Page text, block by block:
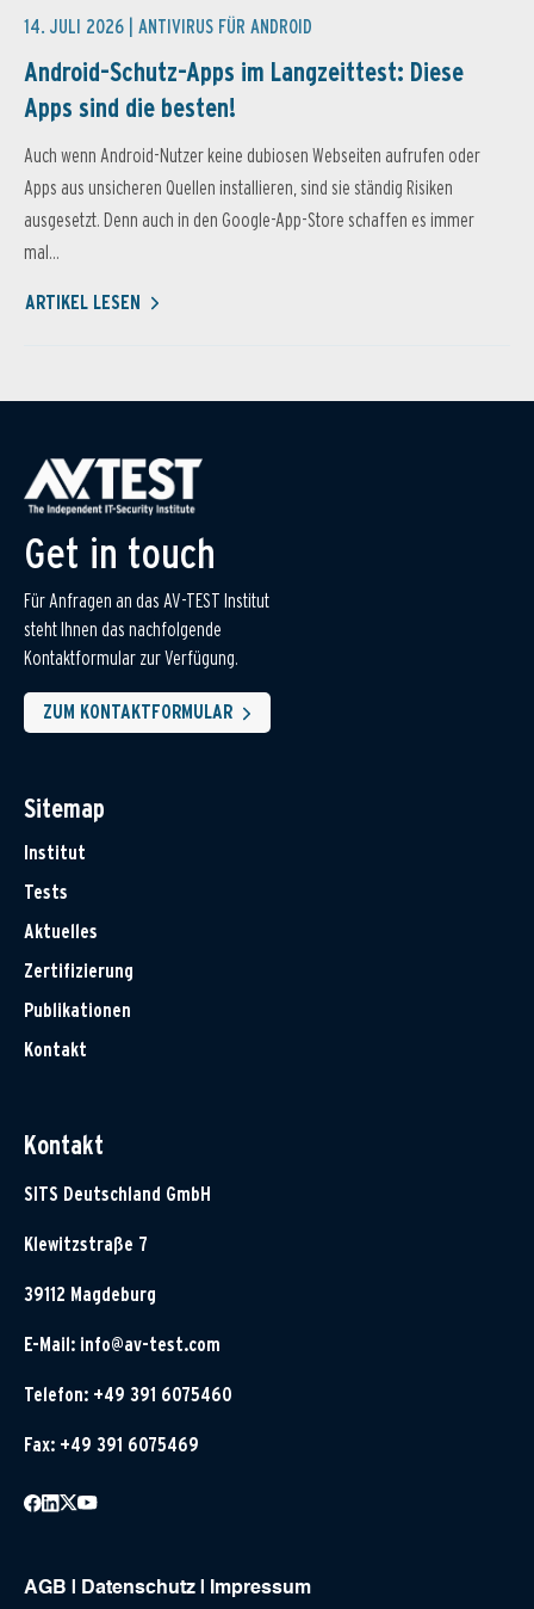
14. JULI 2026 | ANTIVIRUS FÜR ANDROID
Android-Schutz-Apps im Langzeittest: Diese
Apps sind die besten!
Auch wenn Android-Nutzer keine dubiosen Webseiten aufrufen oder
Apps aus unsicheren Quellen installieren, sind sie ständig Risiken
ausgesetzt. Denn auch in den Google-App-Store schaffen es immer
mal...
ARTIKEL LESEN
Get in touch
Für Anfragen an das AV-TEST Institut
steht Ihnen das nachfolgende
Kontaktformular zur Verfügung.
ZUM KONTAKTFORMULAR
Sitemap
Institut
Tests
Aktuelles
Zertifizierung
Publikationen
Kontakt
Kontakt
SITS Deutschland GmbH
Klewitzstraße 7
39112 Magdeburg
E-Mail: info@av-test.com
Telefon: +49 391 6075460
Fax: +49 391 6075469
AGB | Datenschutz | Impressum